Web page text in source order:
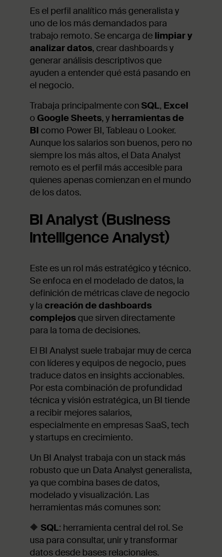
Es el perfil analítico más generalista y
uno de los más demandados para
trabajo remoto. Se encarga de limpiar y
analizar datos, crear dashboards y
generar análisis descriptivos que
ayuden a entender qué está pasando en
el negocio.
Trabaja principalmente con SQL, Excel
o Google Sheets, y herramientas de
BI como Power BI, Tableau o Looker.
Aunque los salarios son buenos, pero no
siempre los más altos, el Data Analyst
remoto es el perfil más accesible para
quienes apenas comienzan en el mundo
de los datos.
BI Analyst (Business
Intelligence Analyst)
Este es un rol más estratégico y técnico.
Se enfoca en el modelado de datos, la
definición de métricas clave de negocio
y la creación de dashboards
complejosque sirven directamente
para la toma de decisiones.
El BI Analyst suele trabajar muy de cerca
con líderes y equipos de negocio, pues
traduce datos en insights accionables.
Por esta combinación de profundidad
técnica y visión estratégica, un BI tiende
a recibir mejores salarios,
especialmente en empresas SaaS, tech
y startups en crecimiento.
Un BI Analyst trabaja con un stack más
robusto que un Data Analyst generalista,
ya que combina bases de datos,
modelado y visualización. Las
herramientas más comunes son:
🔶 SQL: herramienta central del rol. Se
usa para consultar, unir y transformar
datos desde bases relacionales.